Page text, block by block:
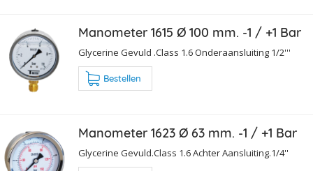
Manometer 1615 Ø 100 mm. -1 / +1 Bar
Glycerine Gevuld .Class 1.6 Onderaansluiting 1/2'''
Bestellen
Manometer 1623 Ø 63 mm. -1 / +1 Bar
Glycerine Gevuld.Class 1.6 Achter Aansluiting.1/4''